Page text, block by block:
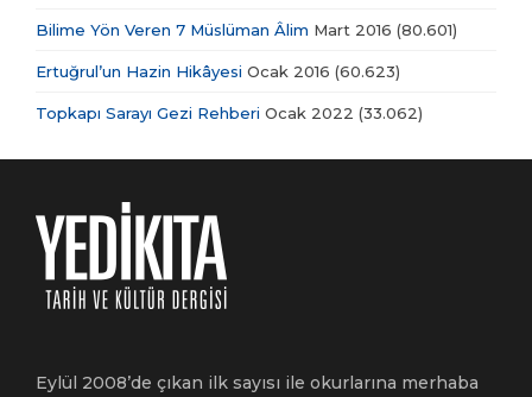
Bilime Yön Veren 7 Müslüman Âlim Mart 2016 (80.601)
Ertuğrul’un Hazin Hikâyesi Ocak 2016 (60.623)
Topkapı Sarayı Gezi Rehberi Ocak 2022 (33.062)
Eylül 2008’de çıkan ilk sayısı ile okurlarına merhaba